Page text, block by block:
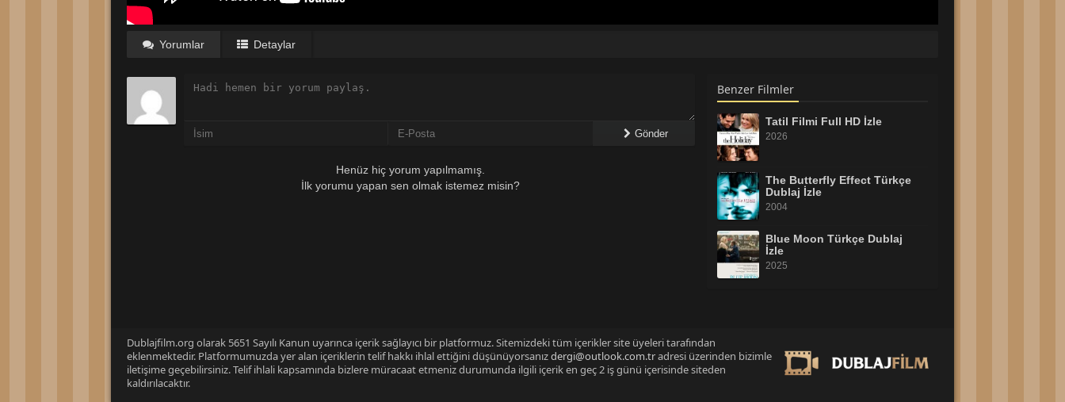
Yorumlar Detaylar
Gönder
Henüz hiç yorum yapılmamış.
İlk yorumu yapan sen olmak istemez misin?
Benzer Filmler
Tatil Filmi Full HD İzle
2026
The Butterfly Effect Türkçe
Dublaj İzle
2004
Blue Moon Türkçe Dublaj
İzle
2025
Thor: Ragnarok Türkçe
Dublaj İzle
Dublajfilm.org olarak 5651 Sayılı Kanun uyarınca içerik sağlayıcı bir platformuz. Sitemizdeki tüm içerikler site üyeleri tarafından
eklenmektedir. Platformumuzda yer alan içeriklerin telif hakkı ihlal ettiğini düşünüyorsanızdergi@outlook.com.tradresi üzerinden bizimle
iletişime geçebilirsiniz. Telif ihlali kapsamında bizlere müracaat etmeniz durumunda ilgili içerik en geç 2 iş günü içerisinde siteden
kaldırılacaktır.